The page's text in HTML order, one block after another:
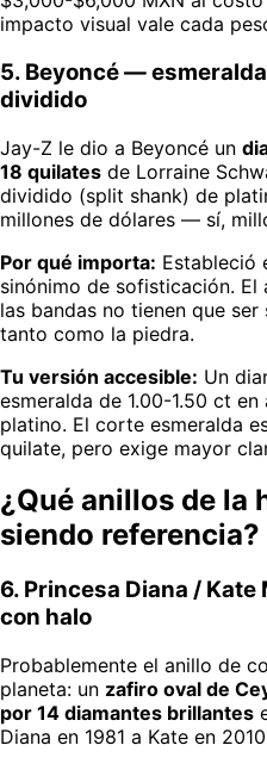
impacto visual vale cada
5. Beyoncé —
dividido
Jay-Z le dio a Beyoncé un
18 quilates de Lorraine
dividido (split shank) de
millones de dólares — sí,
Por qué importa: Estableció
sinónimo de sofisticación.
las bandas no tienen que
tanto como la piedra.
Tu versión accesible: Un
esmeralda de 1.00-1.50 ct
platino. El corte esmeralda
quilate, pero exige mayor
¿Qué anillos de la
siendo referencia?
6. Princesa Diana /
con halo
Probablemente el anillo de
planeta: un zafiro oval de
por 14 diamantes brillantes
Diana en 1981 a Kate en